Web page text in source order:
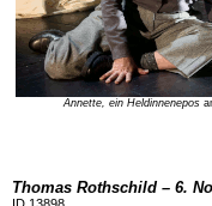
Annette, ein Heldinnenepos
Thomas Rothschild – 6.